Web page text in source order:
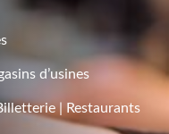
d’usines
| Restaurants